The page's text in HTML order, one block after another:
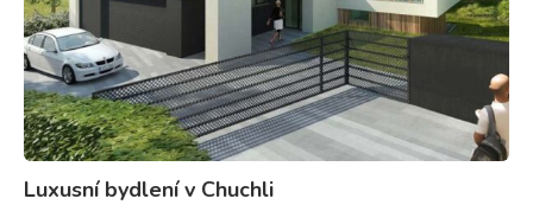
Luxusní bydlení v Chuchli